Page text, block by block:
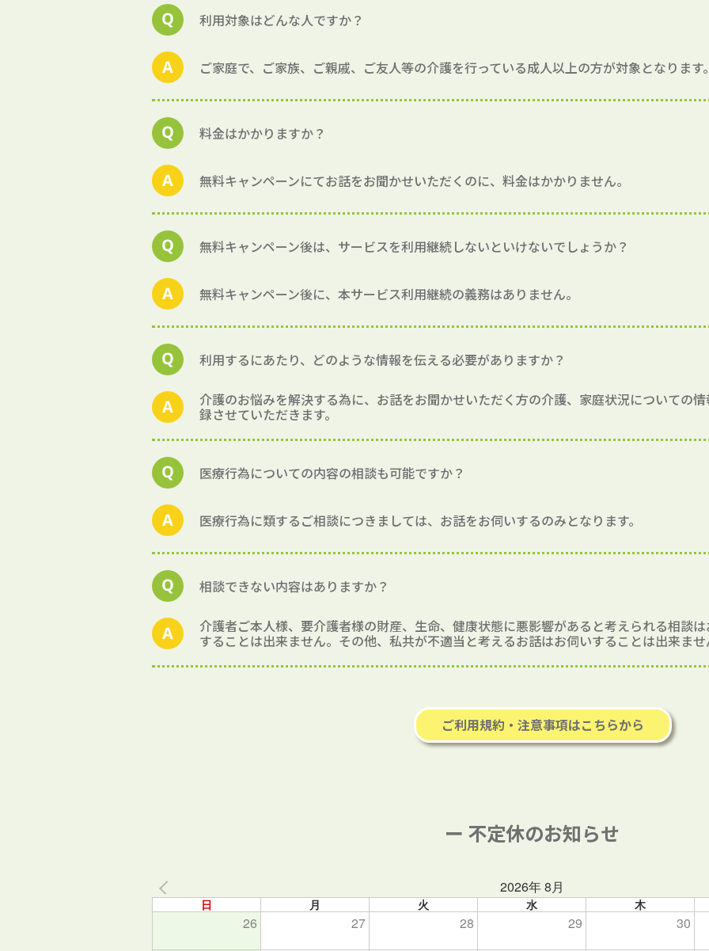
利用対象はどんな人ですか？
ご家庭で、ご家族、ご親戚、ご友人等の介護を行っている成人以上の方が対象となります
料金はかかりますか？
無料キャンペーンにてお話をお聞かせいただくのに、料金はかかりません。
無料キャンペーン後は、サービスを利用継続しないといけないでしょうか？
無料キャンペーン後に、本サービス利用継続の義務はありません。
利用するにあたり、どのような情報を伝える必要がありますか？
介護のお悩みを解決する為に、お話をお聞かせいただく方の介護、家庭状況についての
録させていただきます。
医療行為についての内容の相談も可能ですか？
医療行為に類するご相談につきましては、お話をお伺いするのみとなります。
相談できない内容はありますか？
介護者ご本人様、要介護者様の財産、生命、健康状態に悪影響があると考えられる相談
することは出来ません。その他、私共が不適当と考えるお話はお伺いすることは出来ま
ご利用規約・注意事項はこちらから
ー 不定休のお知らせ
2026年 8月
日 月 火 水 木
26 27 28 29 30